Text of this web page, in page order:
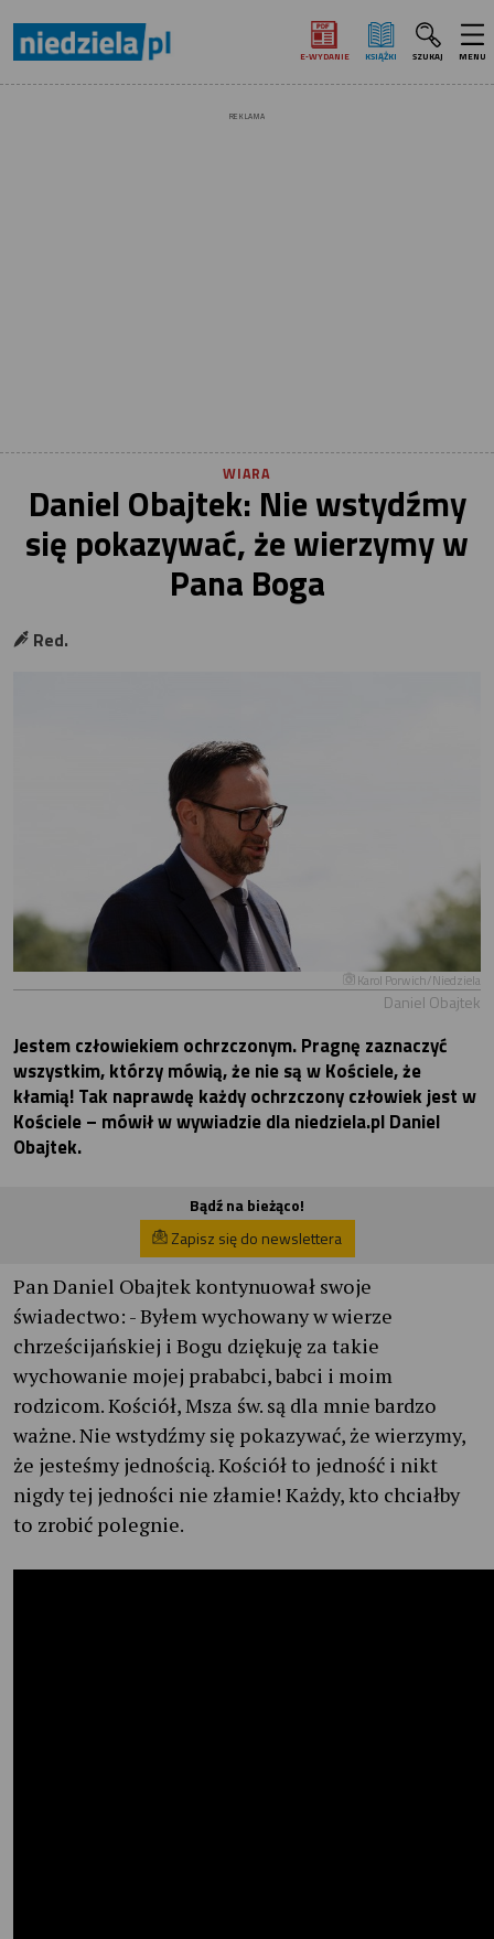
E‑WYDANIE KSIĄŻKI SZUKAJ MENU
REKLAMA
WIARA
Daniel Obajtek: Nie wstydźmy
się pokazywać, że wierzymy w
Pana Boga
Red.
Karol Porwich/Niedziela
Daniel Obajtek
Jestem człowiekiem ochrzczonym. Pragnę zaznaczyć
wszystkim, którzy mówią, że nie są w Kościele, że
kłamią! Tak naprawdę każdy ochrzczony człowiek jest w
Kościele – mówił w wywiadzie dla niedziela.pl Daniel
Obajtek.
Bądź na bieżąco!
Zapisz się do newslettera
Pan Daniel Obajtek kontynuował swoje
świadectwo: - Byłem wychowany w wierze
chrześcijańskiej i Bogu dziękuję za takie
wychowanie mojej prababci, babci i moim
rodzicom. Kościół, Msza św. są dla mnie bardzo
ważne. Nie wstydźmy się pokazywać, że wierzymy,
że jesteśmy jednością. Kościół to jedność i nikt
nigdy tej jedności nie złamie! Każdy, kto chciałby
to zrobić polegnie.